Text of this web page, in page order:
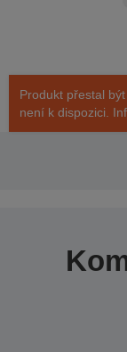
Produkt přestal
není k dispozici.